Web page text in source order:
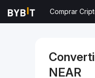
Comprar
NEAR